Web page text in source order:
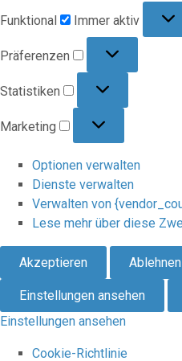
Funktional
Immer aktiv
Präferenzen
Statistiken
Marketing
Optionen verwalten
Dienste verwalten
Verwalten von
Lese mehr über diese
Akzeptieren Ablehnen
Einstellungen ansehen
Einstellungen ansehen
Cookie-Richtlinie